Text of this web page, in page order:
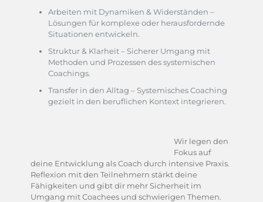
Arbeiten mit Dynamiken & Widerständen –
Lösungen für komplexe oder herausfordernde
Situationen entwickeln.
Struktur & Klarheit – Sicherer Umgang mit
Methoden und Prozessen des systemischen
Coachings.
Transfer in den Alltag – Systemisches Coaching
gezielt in den beruflichen Kontext integrieren.
Wir legen den
Fokus auf
deine Entwicklung als Coach durch intensive Praxis.
Reflexion mit den Teilnehmern stärkt deine
Fähigkeiten und gibt dir mehr Sicherheit im
Umgang mit Coachees und schwierigen Themen.